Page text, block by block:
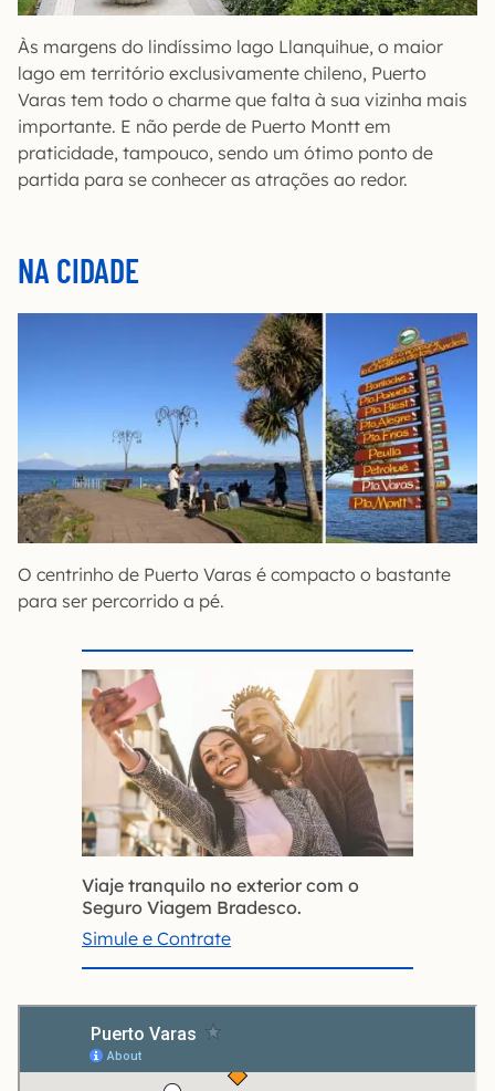
Às margens do lindíssimo lago Llanquihue, o maior
lago em território exclusivamente chileno, Puerto
Varas tem todo o charme que falta à sua vizinha mais
importante. E não perde de Puerto Montt em
praticidade, tampouco, sendo um ótimo ponto de
partida para se conhecer as atrações ao redor.
NA CIDADE
O centrinho de Puerto Varas é compacto o bastante
para ser percorrido a pé.
Viaje tranquilo no exterior com o
Seguro Viagem Bradesco.
Simule e Contrate